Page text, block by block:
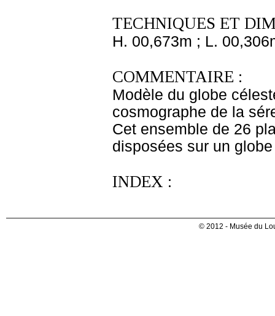
TECHNIQUES ET
H. 00,673m ; L.
COMMENTAIRE :
Modèle du globe
cosmographe de la
Cet ensemble de 26
disposées sur un
INDEX :
© 2012 - Musée du